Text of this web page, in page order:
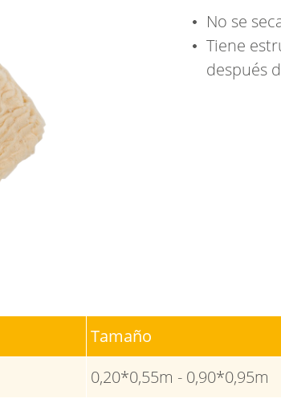
No se
Tiene
después
Tamaño
0,20*0,55m - 0,90*0,95m